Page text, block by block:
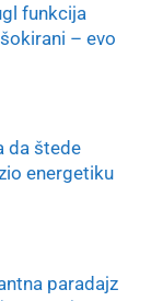
funkcija
– evo
da štede
energetiku
paradajz